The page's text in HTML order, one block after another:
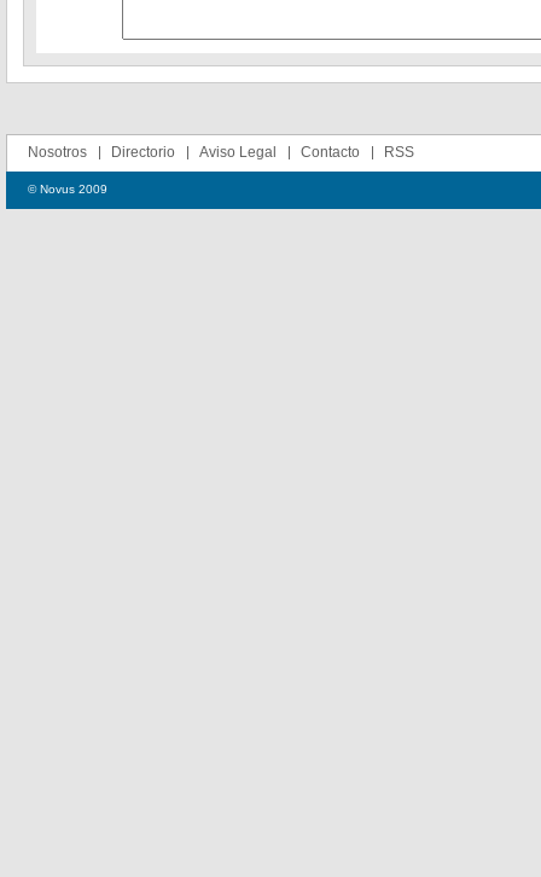
Nosotros Directorio Aviso Legal Contacto RSS
© Novus 2009